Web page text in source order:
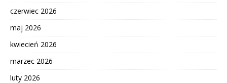
czerwiec 2026
maj 2026
kwiecień 2026
marzec 2026
luty 2026